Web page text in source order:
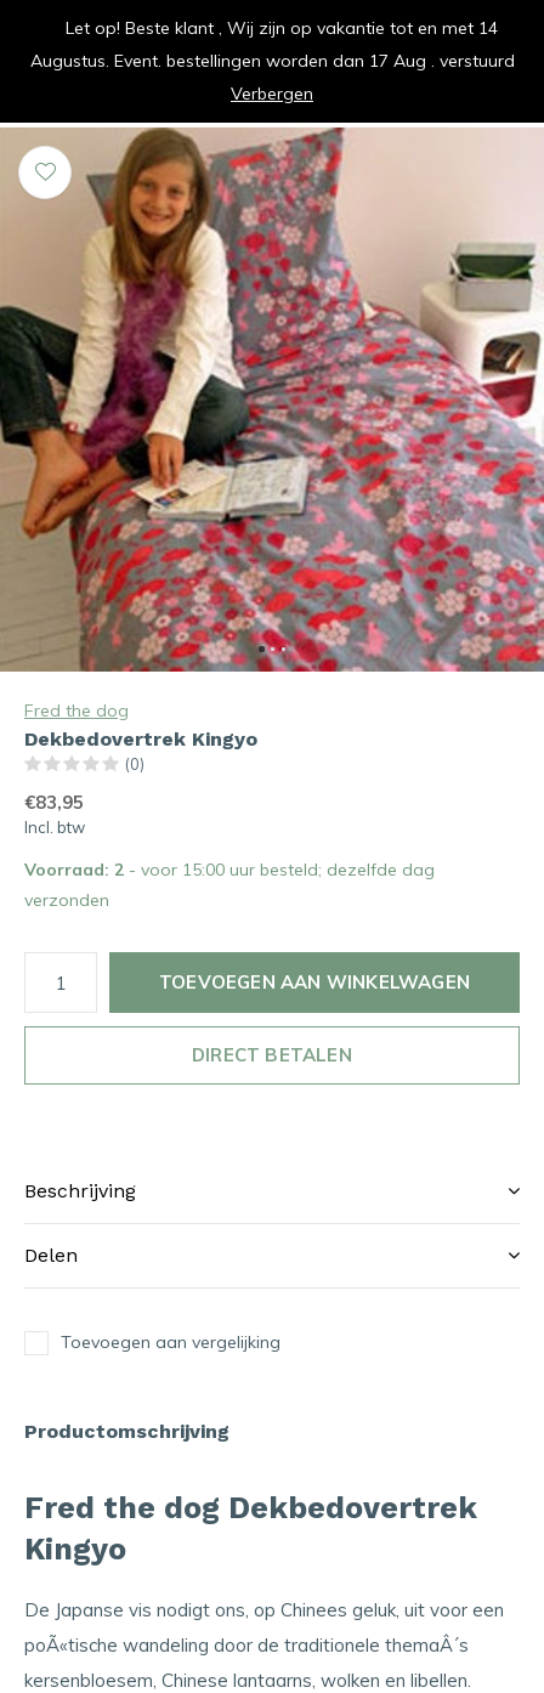
vrolijk je keuken op
Fred the dog
Dekbedovertrek Kingyo
(0)
€83,95
Incl. btw
Voorraad: 2 - voor 15:00 uur besteld; dezelfde dag
verzonden
TOEVOEGEN AAN WINKELWAGEN
DIRECT BETALEN
Beschrijving
Delen
Toevoegen aan vergelijking
Productomschrijving
Fred the dog Dekbedovertrek
Kingyo
De Japanse vis nodigt ons, op Chinees geluk, uit voor een
poÃ«tische wandeling door de traditionele themaÂ´s
kersenbloesem, Chinese lantaarns, wolken en libellen.
Let op! Beste klant , Wij zijn op vakantie tot en met 14
Augustus. Event. bestellingen worden dan 17 Aug . verstuurd
Verbergen